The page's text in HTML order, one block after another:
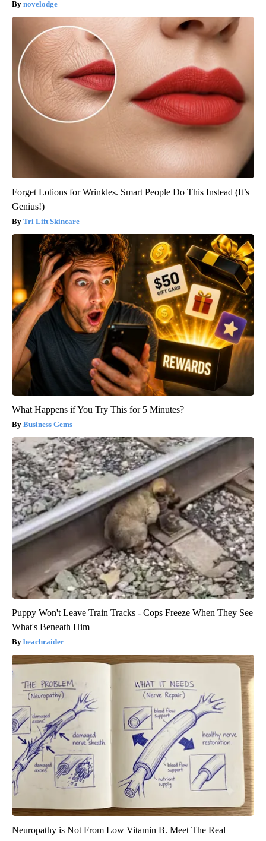
novelodge
Forget Lotions for Wrinkles. Smart People Do This Instead (It’s
Genius!)
Tri Lift Skincare
What Happens if You Try This for 5 Minutes?
Business Gems
Puppy Won't Leave Train Tracks - Cops Freeze When They See
What's Beneath Him
beachraider
Neuropathy is Not From Low Vitamin B. Meet The Real